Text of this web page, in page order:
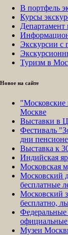
В портфель
Курсы
Департамент
Экскурсии с
Туризм в
Новое на сайте
"Московские
Москве
Выставки в
Фестиваль
дни
Выставка к
Индийская
Московская
Московский
бесплатные
Московский
бесплатно,
Федеральные
Музеи